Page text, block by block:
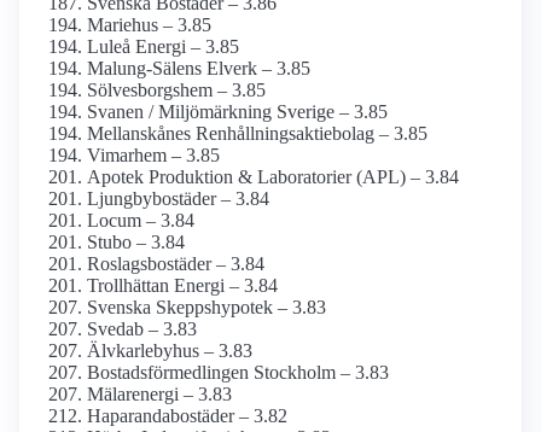
Mariehus – 3.85
Luleå Energi – 3.85
Malung-Sälens Elverk – 3.85
Sölvesborgshem – 3.85
Svanen / Miljömärkning Sverige – 3.85
Mellan­skånes Renhållnings­aktiebolag – 3.85
Vimarhem – 3.85
Apotek Produktion & Laboratorier (APL) – 3.84
Ljungbybostäder – 3.84
Locum – 3.84
Stubo – 3.84
Roslagsbostäder – 3.84
Trollhättan Energi – 3.84
Svenska Skepps­hypotek – 3.83
Svedab – 3.83
Älvkarlebyhus – 3.83
Bostadsförmedlingen Stockholm – 3.83
Mälarenergi – 3.83
Haparandabostäder – 3.82